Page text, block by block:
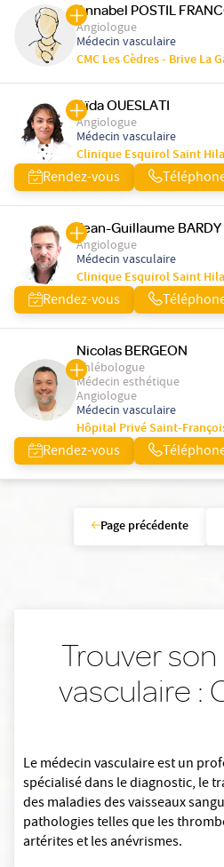
Annabel POSTIL
Angiologue
Médecin vasculaire
CMC Les Cèdres - Brive La
Aïda OUESLATI
Angiologue
Médecin vasculaire
Clinique Esquirol Saint
Rendez-vous
Jean-Guillaume BARDY
Angiologue
Médecin vasculaire
Clinique Esquirol Saint
Rendez-vous
Nicolas BERGEON
Phlébologue
Médecin esthétique
Angiologue
Médecin vasculaire
Hôpital Privé Saint-
Rendez-vous
Page précédente
Trouver
vasculaire :
Le médecin vasculaire est un
spécialisé dans le diagnostic, le
des maladies des vaisseaux
pathologies telles que les
artérites et les anévrismes.